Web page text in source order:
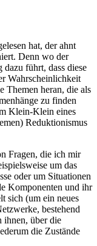
hat, der ahnt
Denn wo der
führt, dass diese
Wahrscheinlichkeit
Themen heran, die als
zu finden
Klein-Klein eines
Reduktionismus
Fragen, die ich mir
um das
oder um Situationen
Komponenten und ihr
sich (um ein neues
bestehend
ihnen, über die
die Zustände